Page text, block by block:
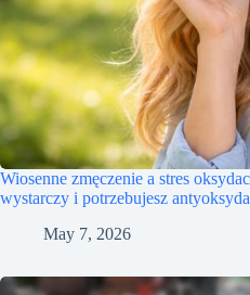
Wiosenne zmęczenie a stres
wystarczy i potrzebujesz
May 7, 2026